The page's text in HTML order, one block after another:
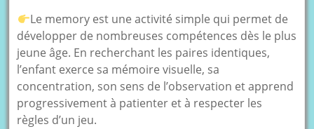
Le memory est une activité simple qui permet de
développer de nombreuses compétences dès le plus
jeune âge. En recherchant les paires identiques,
l’enfant exerce sa mémoire visuelle, sa
concentration, son sens de l’observation et apprend
progressivement à patienter et à respecter les
règles d’un jeu.